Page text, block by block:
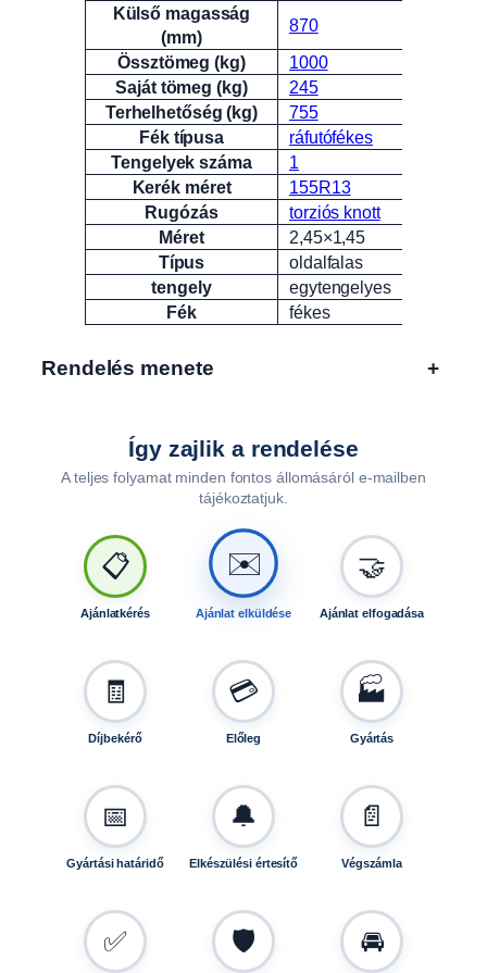
Külső magasság
(mm)
870
Össztömeg (kg)
1000
Saját tömeg (kg)
245
Terhelhetőség (kg)
755
Fék típusa
ráfutófékes
Tengelyek száma
1
Kerék méret
155R13
Rugózás
torziós knott
Méret
2,45×1,45
Típus
oldalfalas
tengely
egytengelyes
Fék
fékes
Rendelés menete +
Így zajlik a rendelése
A teljes folyamat minden fontos állomásáról e-mailben
tájékoztatjuk.
📋
Ajánlatkérés
✉️
Ajánlat elküldése
🤝
Ajánlat elfogadása
🧾
Díjbekérő
💳
Előleg
🏭
Gyártás
📅
Gyártási határidő
🔔
Elkészülési értesítő
📄
Végszámla
✅ 🛡️ 🚘